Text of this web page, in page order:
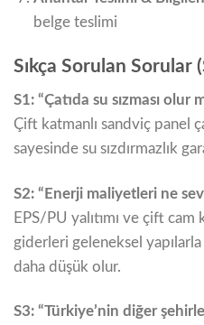
belge teslimi
Sıkça Sorulan Sorular
S1: “Çatıda su sızması olur
Çift katmanlı sandviç panel
sayesinde su sızdırmazlık
S2: “Enerji maliyetleri ne
EPS/PU yalıtımı ve çift cam
giderleri geleneksel yapılarla
daha düşük olur.
S3: “Türkiye’nin diğer